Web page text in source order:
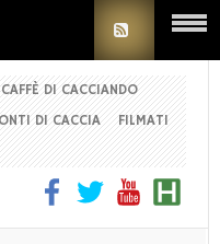
DI CACCIANDO
DI CACCIA
FILMATI